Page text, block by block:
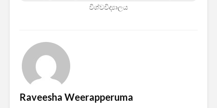
විශ්වවිද්‍යාලය
Raveesha Weerapperuma